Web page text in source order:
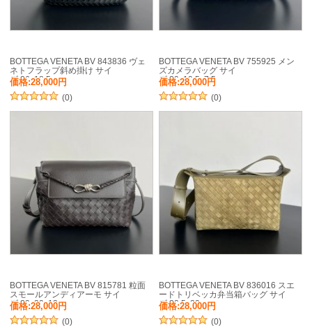
BOTTEGA VENETA BV 843836 ヴェ
ネトフラップ斜め掛け サイ
ズ:26x18.5cm
価格:28,000円
(0)
BOTTEGA VENETA BV 755925 メン
ズカメラバッグ サイ
ズ:29x19.5x7.5cm
価格:28,000円
(0)
BOTTEGA VENETA BV 815781 粒面
スモールアンディアーモ サイ
ズ:29x20x13cm
価格:28,000円
(0)
BOTTEGA VENETA BV 836016 スエ
ードトリベッカ弁当箱バッグ サイ
ズ:30.5x20cm
価格:28,000円
(0)